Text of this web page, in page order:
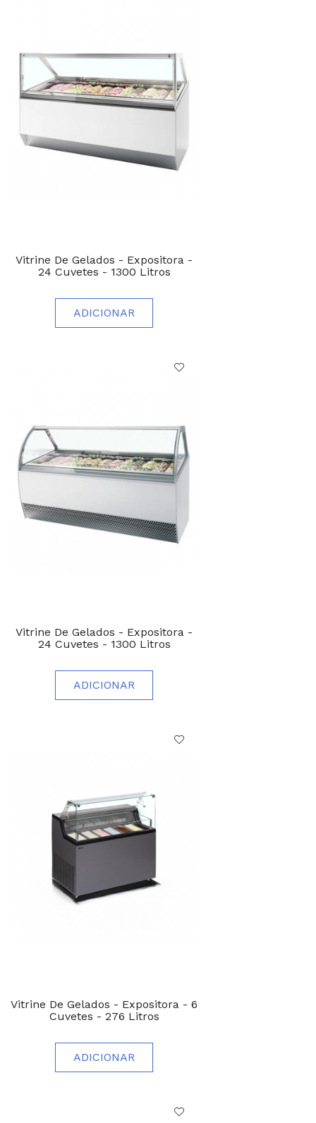
Vitrine De Gelados - Expositora -
24 Cuvetes - 1300 Litros
ADICIONAR
Vitrine De Gelados - Expositora -
24 Cuvetes - 1300 Litros
ADICIONAR
Vitrine De Gelados - Expositora - 6
Cuvetes - 276 Litros
ADICIONAR